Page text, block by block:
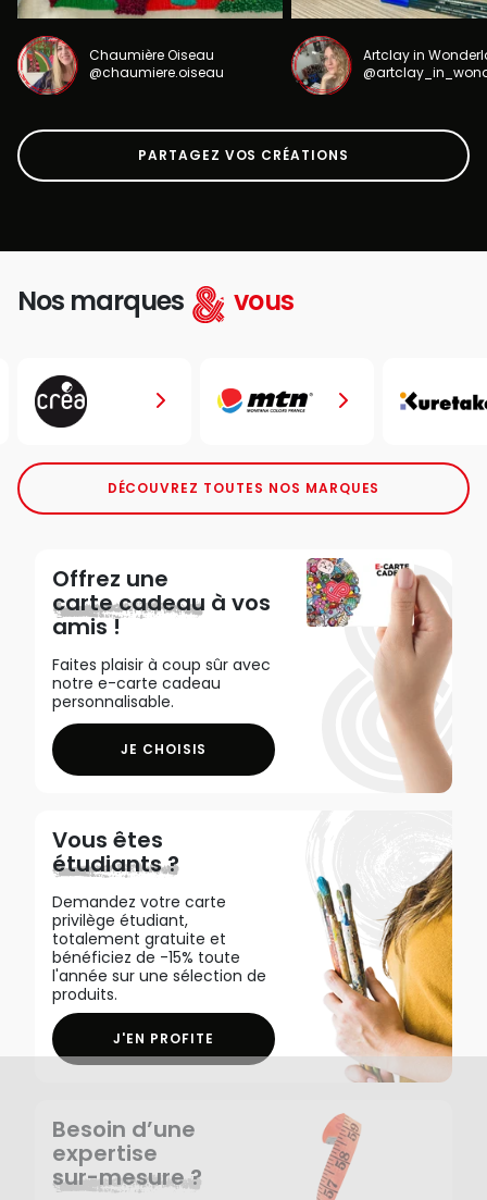
Chaumière Oiseau
@chaumiere.oiseau
Artclay in
PARTAGEZ VOS CRÉATIONS
Nos marques vous
DÉCOUVREZ TOUTES NOS MARQUES
Offrez une
carte cadeau à vos
amis !
Faites plaisir à coup sûr avec
notre e-carte cadeau
personnalisable.
JE CHOISIS
Vous êtes
étudiants ?
Demandez votre carte
privilège étudiant,
totalement gratuite et
bénéficiez de -15% toute
l'année sur une sélection de
produits.
J'EN PROFITE
Besoin d’une
expertise
sur-mesure ?